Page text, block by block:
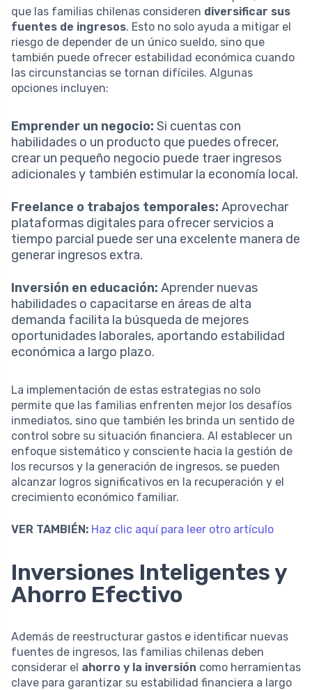
que las familias chilenas consideren diversificar sus
fuentes de ingresos. Esto no solo ayuda a mitigar el
riesgo de depender de un único sueldo, sino que
también puede ofrecer estabilidad económica cuando
las circunstancias se tornan difíciles. Algunas
opciones incluyen:
Emprender un negocio: Si cuentas con
habilidades o un producto que puedes ofrecer,
crear un pequeño negocio puede traer ingresos
adicionales y también estimular la economía local.
Freelance o trabajos temporales: Aprovechar
plataformas digitales para ofrecer servicios a
tiempo parcial puede ser una excelente manera de
generar ingresos extra.
Inversión en educación: Aprender nuevas
habilidades o capacitarse en áreas de alta
demanda facilita la búsqueda de mejores
oportunidades laborales, aportando estabilidad
económica a largo plazo.
La implementación de estas estrategias no solo
permite que las familias enfrenten mejor los desafíos
inmediatos, sino que también les brinda un sentido de
control sobre su situación financiera. Al establecer un
enfoque sistemático y consciente hacia la gestión de
los recursos y la generación de ingresos, se pueden
alcanzar logros significativos en la recuperación y el
crecimiento económico familiar.
VER TAMBIÉN: Haz clic aquí para leer otro artículo
Inversiones Inteligentes y
Ahorro Efectivo
Además de reestructurar gastos e identificar nuevas
fuentes de ingresos, las familias chilenas deben
considerar el ahorro y la inversión como herramientas
clave para garantizar su estabilidad financiera a largo